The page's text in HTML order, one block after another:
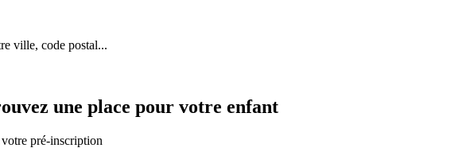
ville, code postal...
une place pour votre enfant
pré-inscription